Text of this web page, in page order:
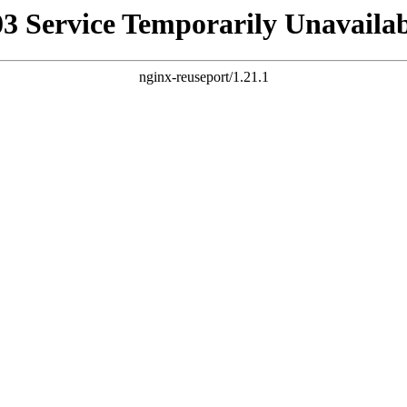
Service Temporarily
nginx-reuseport/1.21.1